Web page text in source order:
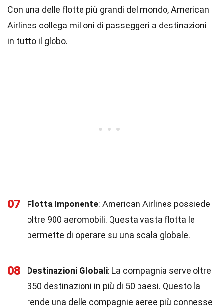
Con una delle flotte più grandi del mondo, American
Airlines collega milioni di passeggeri a destinazioni
in tutto il globo.
07 Flotta Imponente: American Airlines possiede
oltre 900 aeromobili. Questa vasta flotta le
permette di operare su una scala globale.
08 Destinazioni Globali: La compagnia serve oltre
350 destinazioni in più di 50 paesi. Questo la
rende una delle compagnie aeree più connesse